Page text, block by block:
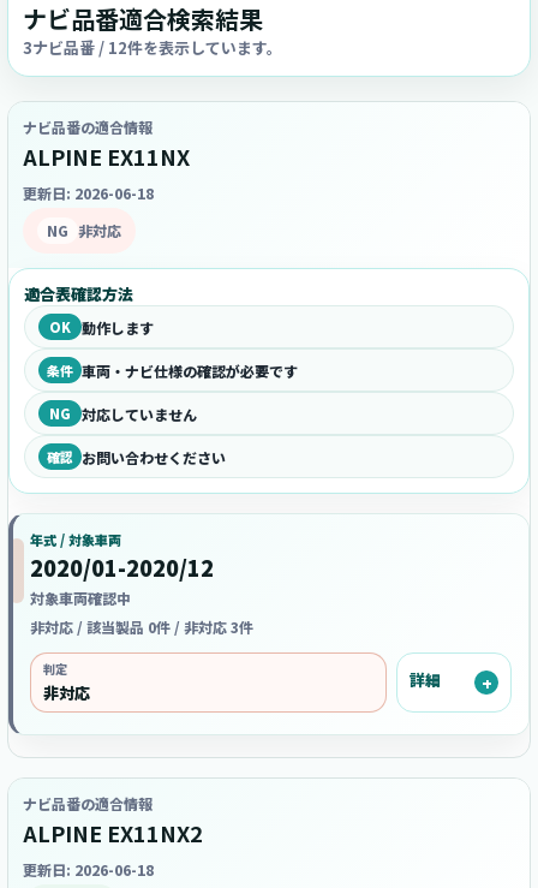
ナビ品番適合検索結果
3ナビ品番 / 12件を表示しています。
ナビ品番の適合情報
ALPINE EX11NX
更新日: 2026-06-18
NG 非対応
適合表確認方法
OK 動作します
条件 車両・ナビ仕様の確認が必要です
NG 対応していません
確認 お問い合わせください
年式 / 対象車両
2020/01-2020/12
対象車両確認中
非対応 / 該当製品 0件 / 非対応 3件
判定
非対応
詳細
ナビ品番の適合情報
ALPINE EX11NX2
更新日: 2026-06-18